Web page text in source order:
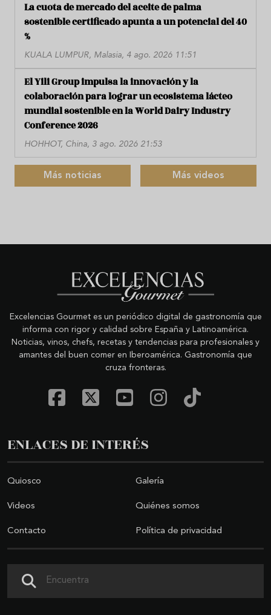
La cuota de mercado del aceite de palma
sostenible certificado apunta a un potencial del 40
%
KUALA LUMPUR, Malasia, 4 ago. 2026 11:51
El Yili Group impulsa la innovación y la
colaboración para lograr un ecosistema lácteo
mundial sostenible en la World Dairy Industry
Conference 2026
HOHHOT, China, 3 ago. 2026 21:53
Más noticias Más videos
Excelencias Gourmet es un periódico digital de gastronomía que
informa con rigor y calidad sobre España y Latinoamérica.
Noticias, vinos, chefs, recetas y tendencias para profesionales y
amantes del buen comer en Iberoamérica. Gastronomía que
cruza fronteras.
ENLACES DE INTERÉS
Quiosco Galería
Videos Quiénes somos
Contacto Política de privacidad